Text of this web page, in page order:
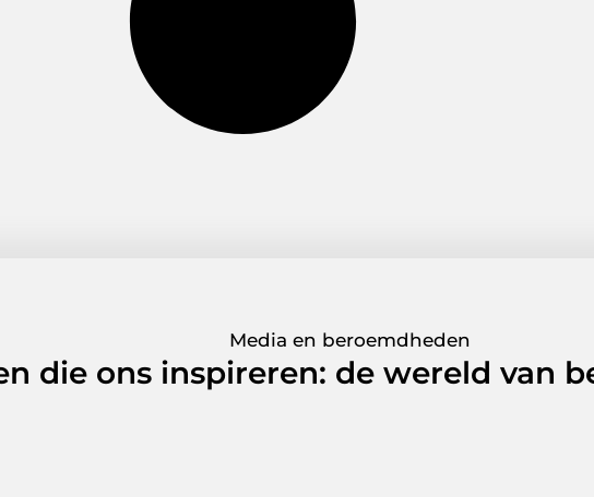
Media en beroemdheden
die ons inspireren: de wereld van